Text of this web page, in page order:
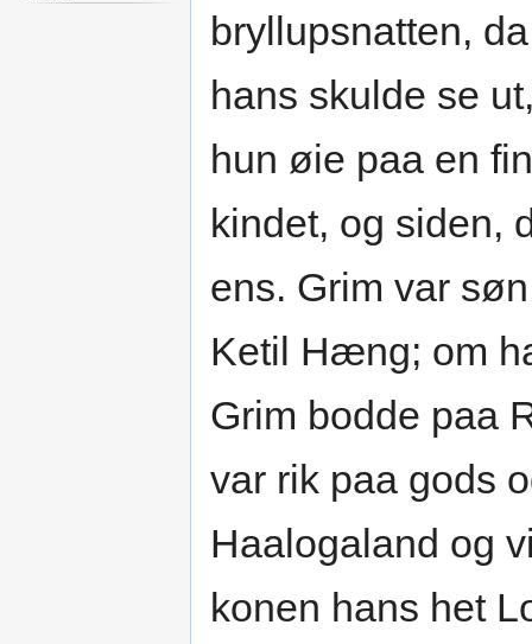
bryllupsnatten,
hans skulde se
hun øie paa en
kindet, og siden,
ens. Grim var
Ketil Hæng; om
Grim bodde paa
var rik paa gods
Haalogaland og
konen hans het